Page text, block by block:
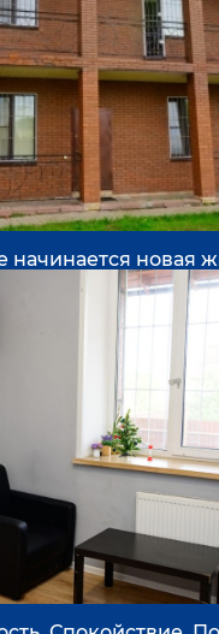
начинается новая